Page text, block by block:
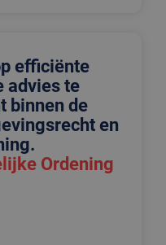
efficiënte
advies te
binnen de
en
Ordening